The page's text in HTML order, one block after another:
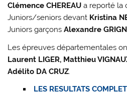
Clémence CHEREAU a reporté la
Juniors/seniors devant Kristina
Juniors garçonsAlexandre
Les épreuves départementales
Laurent LIGER, Matthieu
Adélito DA CRUZ
LES RESULTATS